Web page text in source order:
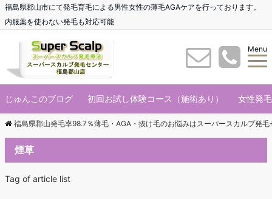
福島県郡山市にて発毛育毛による男性女性の薄毛AGAケアを行っております。
内服薬を使わない発毛も対応可能
Menu
じゅんこのブログ 初回お試し体験コース（施術あり） 女性発
福島県郡山発毛率98.7％薄毛・AGA・抜け毛のお悩みはスーパースカルプ発
煙草
Tag of article list